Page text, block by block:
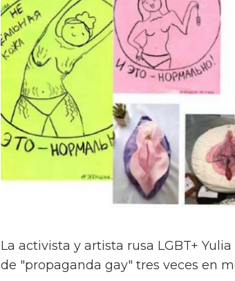
La activista y artista rusa LGBT+
de "propaganda gay" tres veces en